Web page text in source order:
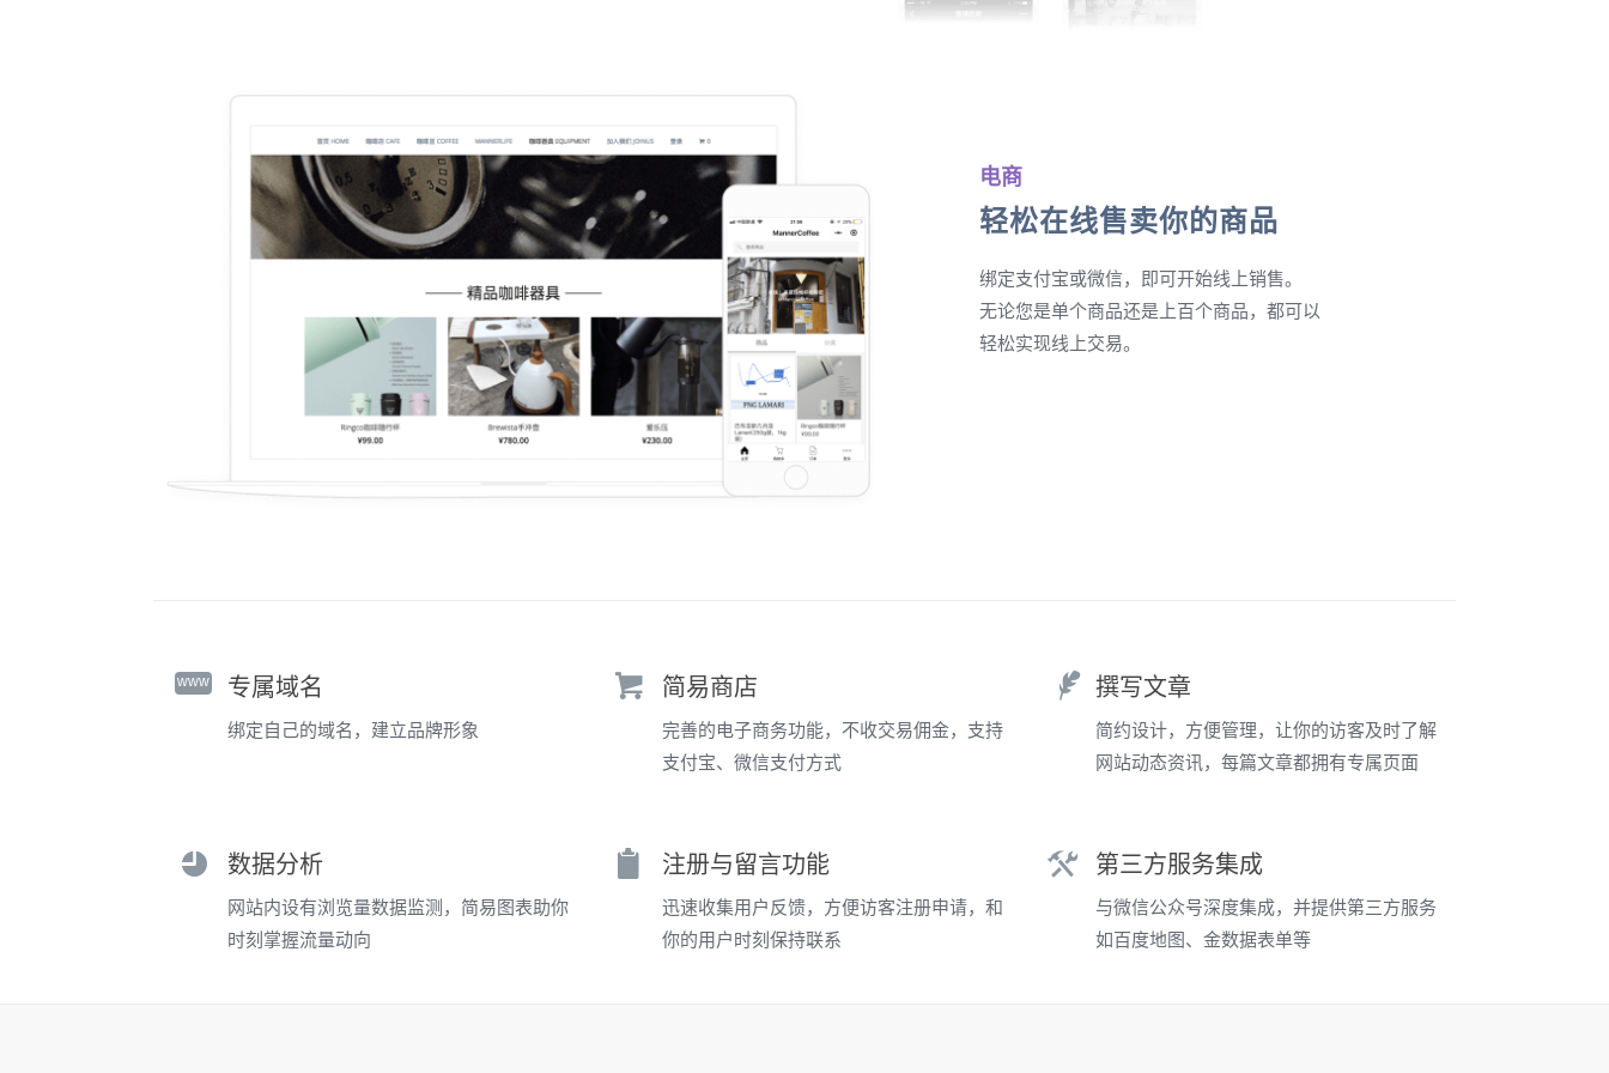
电商
轻松在线售卖你的商品
绑定支付宝或微信，即可开始线上销售。
无论您是单个商品还是上百个商品，都可以
轻松实现线上交易。
www 专属域名
绑定自己的域名，建立品牌形象
简易商店
完善的电子商务功能，不收交易佣金，支持
支付宝、微信支付方式
撰写文章
简约设计，方便管理，让你的访客及时了解
网站动态资讯，每篇文章都拥有专属页面
数据分析
网站内设有浏览量数据监测，简易图表助你
时刻掌握流量动向
注册与留言功能
迅速收集用户反馈，方便访客注册申请，和
你的用户时刻保持联系
第三方服务集成
与微信公众号深度集成，并提供第三方服务
如百度地图、金数据表单等